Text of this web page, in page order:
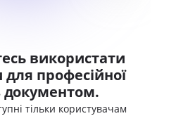
використати
для професійної
документом.
тільки користувачам